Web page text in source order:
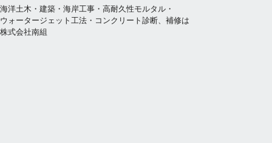
海洋土木・建築・海岸工事・高耐久性モルタル・
ウォータージェット工法・コンクリート診断、補修は
株式会社南組